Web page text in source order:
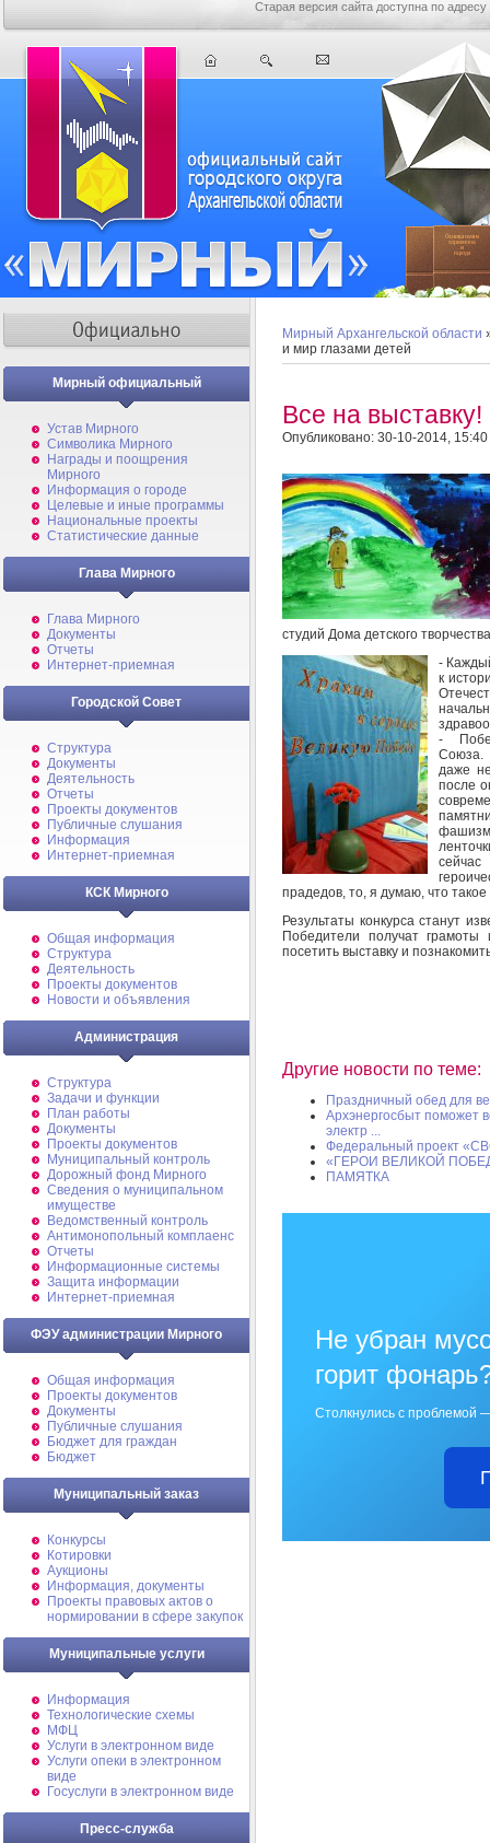
Старая версия сайта доступна по адресу
Мирный официальный
Устав Мирного
Символика Мирного
Награды и поощрения
Мирного
Информация о городе
Целевые и иные программы
Национальные проекты
Статистические данные
Глава Мирного
Глава Мирного
Документы
Отчеты
Интернет-приемная
Городской Совет
Структура
Документы
Деятельность
Отчеты
Проекты документов
Публичные слушания
Информация
Интернет-приемная
КСК Мирного
Общая информация
Структура
Деятельность
Проекты документов
Новости и объявления
Администрация
Структура
Задачи и функции
План работы
Документы
Проекты документов
Муниципальный контроль
Дорожный фонд Мирного
Cведения о муниципальном
имуществе
Ведомственный контроль
Антимонопольный комплаенс
Отчеты
Информационные системы
Защита информации
Интернет-приемная
ФЭУ администрации Мирного
Общая информация
Проекты документов
Документы
Публичные слушания
Бюджет для граждан
Бюджет
Муниципальный заказ
Конкурсы
Котировки
Аукционы
Информация, документы
Проекты правовых актов о
нормировании в сфере закупок
Муниципальные услуги
Информация
Технологические схемы
МФЦ
Услуги в электронном виде
Услуги опеки в электронном
виде
Госуслуги в электронном виде
Пресс-служба
Мирный Архангельской области
и мир глазами детей
Все на
Опубликовано: 30-10-2014, 15:40
студий Дома детского
-
к
-
Союза.
даже
после
прадедов, то, я думаю, что
Результаты конкурса станут
Победители получат
посетить выставку и
Другие новости по теме:
Праздничный обед для
Архэнергосбыт поможет
электр ...
Федеральный проект
«ГЕРОИ ВЕЛИКОЙ
ПАМЯТКА
Не убран
горит
Столкнулись с проблемой